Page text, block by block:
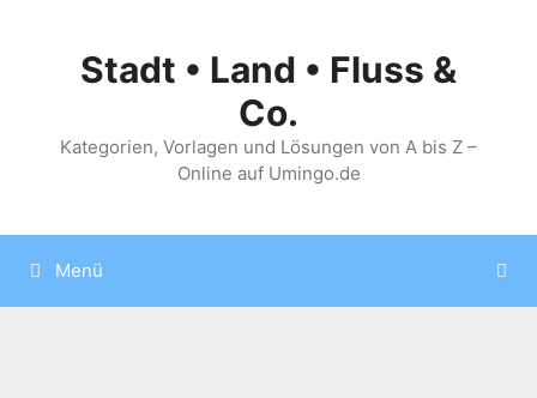
springenStadt • Land • Fluss &
Co.
Kategorien, Vorlagen und Lösungen von A bis Z –
Online auf Umingo.de
Menü